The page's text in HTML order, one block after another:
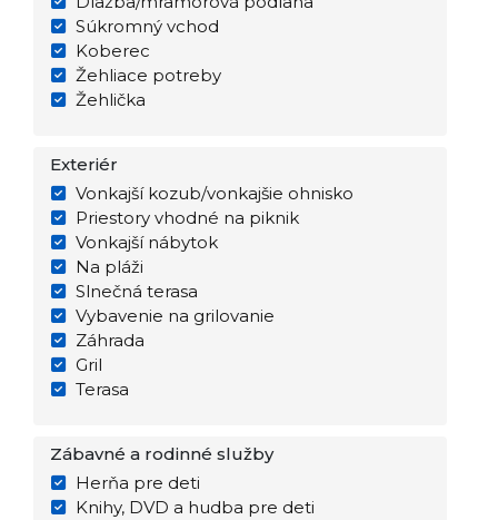
Súkromný vchod
Koberec
Žehliace potreby
Žehlička
Exteriér
Vonkajší kozub/vonkajšie ohnisko
Priestory vhodné na piknik
Vonkajší nábytok
Na pláži
Slnečná terasa
Vybavenie na grilovanie
Záhrada
Gril
Terasa
Zábavné a rodinné služby
Herňa pre deti
Knihy, DVD a hudba pre deti